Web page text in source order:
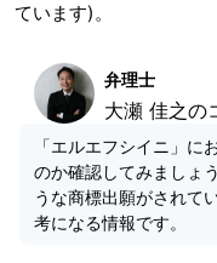
ています)。
弁理士
大瀬 佳之の
「エルエフシイニ」に
のか確認してみましょ
うな商標出願がされて
考になる情報です。